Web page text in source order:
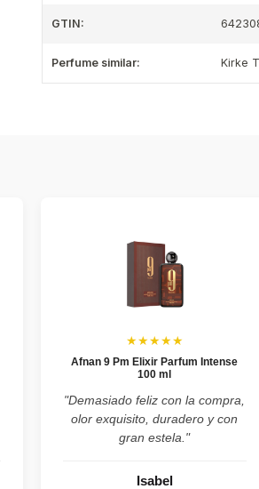
GTIN:
Perfume similar: Kirke
★★★★★
Afnan 9 Pm Elixir Parfum Intense
100 ml
"Demasiado feliz con la compra,
olor exquisito, duradero y con
gran estela."
Isabel